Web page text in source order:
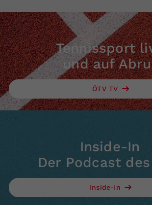
Tennissport
und auf
ÖTV TV
Inside-In
Der Podcast des
Inside-In